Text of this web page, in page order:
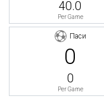
40.0
Per Game
Паси
0
0
Per Game